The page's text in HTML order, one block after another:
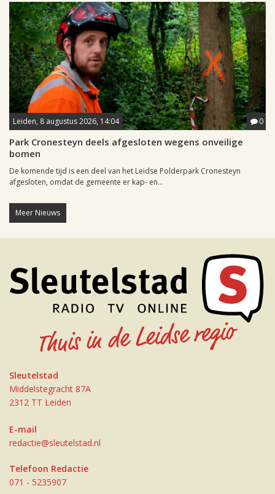
Leiden, 8 augustus 2026, 14:04 0
Park Cronesteyn deels afgesloten wegens onveilige
bomen
De komende tijd is een deel van het Leidse Polderpark Cronesteyn
afgesloten, omdat de gemeente er kap- en...
Meer Nieuws
Sleutelstad
Middelstegracht 87A
2312 TT Leiden
E-mail
redactie@sleutelstad.nl
Telefoon Redactie
071 - 5235907